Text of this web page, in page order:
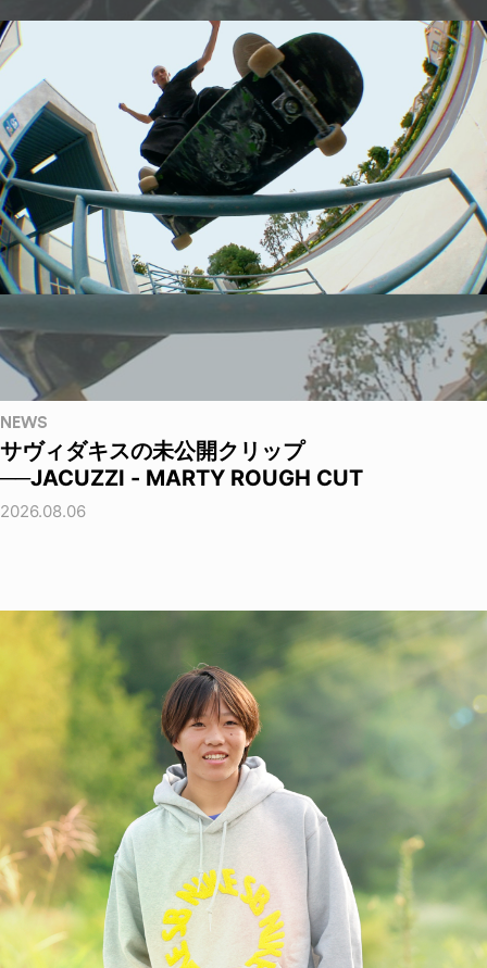
NEWS
サヴィダキスの未公開クリップ
──JACUZZI - MARTY ROUGH CUT
2026.08.06